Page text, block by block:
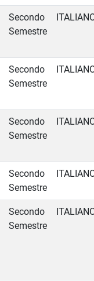
Secondo
Semestre
Secondo
Semestre
Secondo
Semestre
Secondo
Semestre
Secondo
Semestre